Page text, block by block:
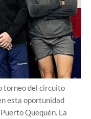
torneo del circuito
esta oportunidad
Quequén. La